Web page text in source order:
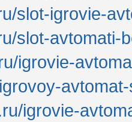
slot-igrovie-
slot-avtomati-
igrovie-
igrovie-